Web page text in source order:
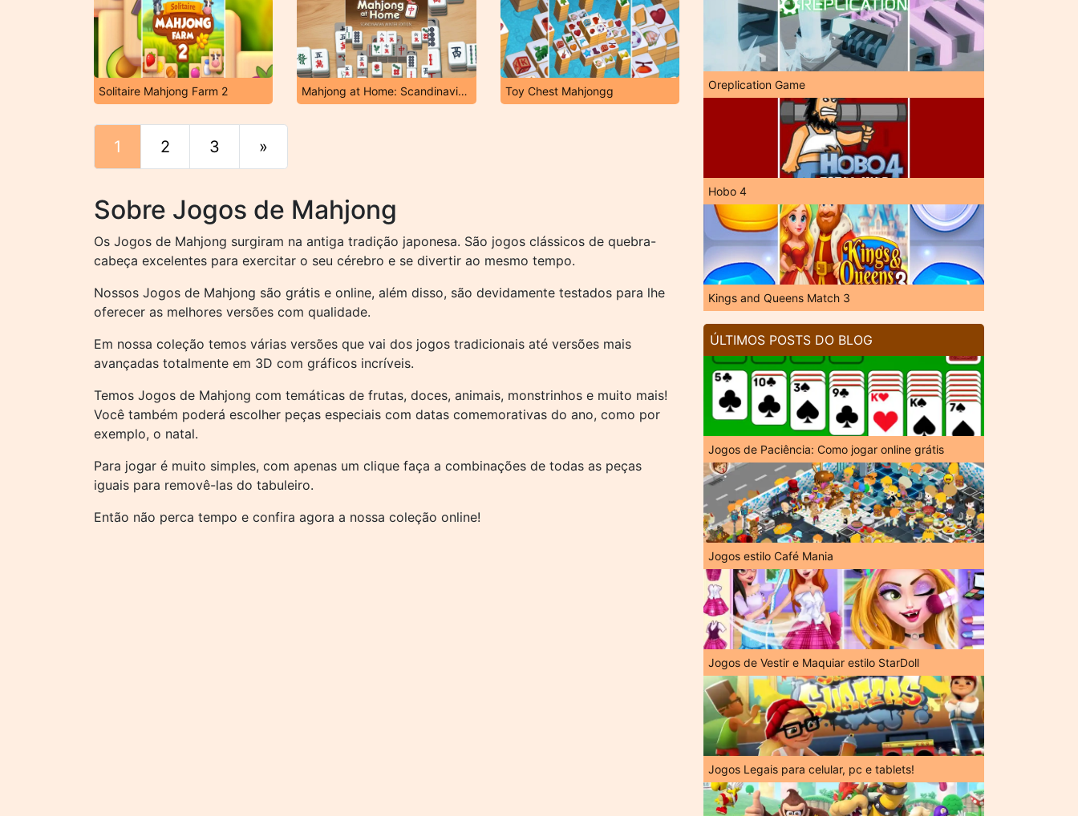
Solitaire Mahjong Farm 2 Mahjong at Home: Scandinavian Winter Edition Toy Chest Mahjongg
1 2 3 »
Sobre Jogos de Mahjong
Os Jogos de Mahjong surgiram na antiga tradição japonesa. São jogos clássicos de quebra-
cabeça excelentes para exercitar o seu cérebro e se divertir ao mesmo tempo.
Nossos Jogos de Mahjong são grátis e online, além disso, são devidamente testados para lhe
oferecer as melhores versões com qualidade.
Em nossa coleção temos várias versões que vai dos jogos tradicionais até versões mais
avançadas totalmente em 3D com gráficos incríveis.
Temos Jogos de Mahjong com temáticas de frutas, doces, animais, monstrinhos e muito mais!
Você também poderá escolher peças especiais com datas comemorativas do ano, como por
exemplo, o natal.
Para jogar é muito simples, com apenas um clique faça a combinações de todas as peças
iguais para removê-las do tabuleiro.
Então não perca tempo e confira agora a nossa coleção online!
Oreplication Game
Hobo 4
Kings and Queens Match 3
ÚLTIMOS POSTS DO BLOG
Jogos de Paciência: Como jogar online grátis
Jogos estilo Café Mania
Jogos de Vestir e Maquiar estilo StarDoll
Jogos Legais para celular, pc e tablets!